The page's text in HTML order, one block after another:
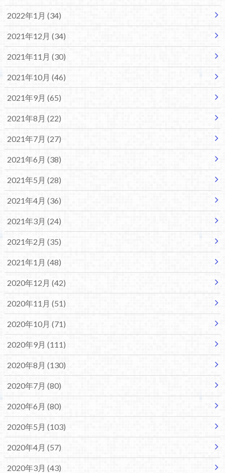
2022年1月 (34)
2021年12月 (34)
2021年11月 (30)
2021年10月 (46)
2021年9月 (65)
2021年8月 (22)
2021年7月 (27)
2021年6月 (38)
2021年5月 (28)
2021年4月 (36)
2021年3月 (24)
2021年2月 (35)
2021年1月 (48)
2020年12月 (42)
2020年11月 (51)
2020年10月 (71)
2020年9月 (111)
2020年8月 (130)
2020年7月 (80)
2020年6月 (80)
2020年5月 (103)
2020年4月 (57)
2020年3月 (43)